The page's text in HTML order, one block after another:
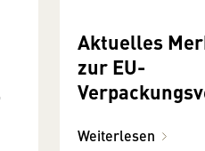
Aktuelles
zur EU-
Weiterlesen